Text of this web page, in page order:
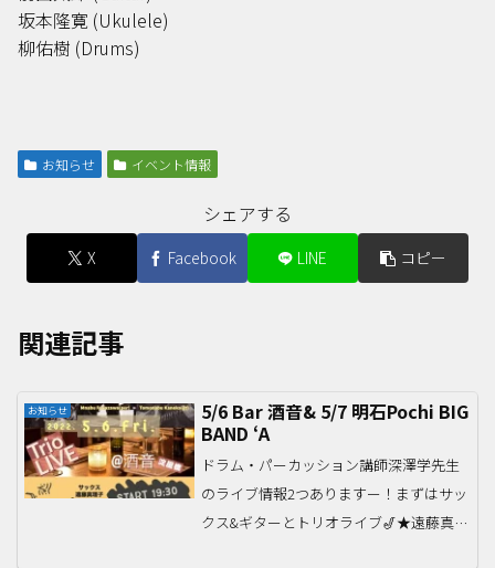
坂本隆寛 (Ukulele)
柳佑樹 (Drums)
お知らせ イベント情報
シェアする
X Facebook LINE コピー
関連記事
お知らせ
5/6 Bar 酒音& 5/7 明石Pochi BIG
BAND ‘A
ドラム・パーカッション講師深澤学先生
のライブ情報2つありますー！まずはサッ
クス&ギターとトリオライブ🎷★遠藤真理